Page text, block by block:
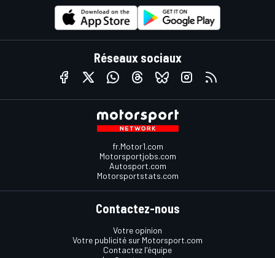
Réseaux sociaux
fr.Motor1.com
Motorsportjobs.com
Autosport.com
Motorsportstats.com
Contactez-nous
Votre opinion
Votre publicité sur Motorsport.com
Contactez l'équipe